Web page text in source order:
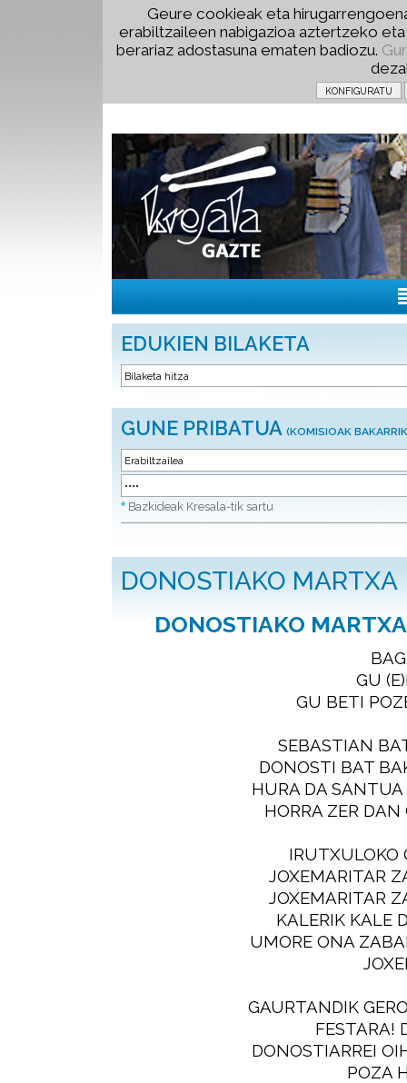
Geure cookieak eta
erabiltzaileen nabigazioa aztertzeko
berariaz adostasuna ematen badiozu.
EDUKIEN BILAKETA
GUNE PRIBATUA (KOMISIOAK
* Bazkideak Kresala-tik sartu
DONOSTIAKO MARTXA
DONOSTIAKO
GU
GU BETI
SEBASTIAN
DONOSTI BAT
HURA DA
HORRA ZER
IRUTXULOKO
JOXEMARITAR
JOXEMARITAR
KALERIK KALE
UMORE ONA
GAURTANDIK
FESTARA!
DONOSTIARREI
POZA